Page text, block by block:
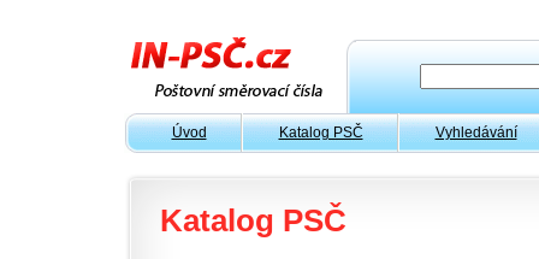
Úvod Katalog PSČ Vyhledávání
Katalog PSČ